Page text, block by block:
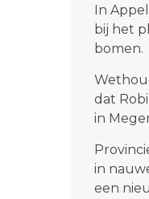
In
bij het
bomen.
dat
in
in
een